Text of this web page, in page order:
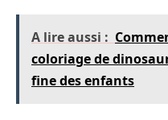
A lire aussi :
coloriage de
fine des enfants